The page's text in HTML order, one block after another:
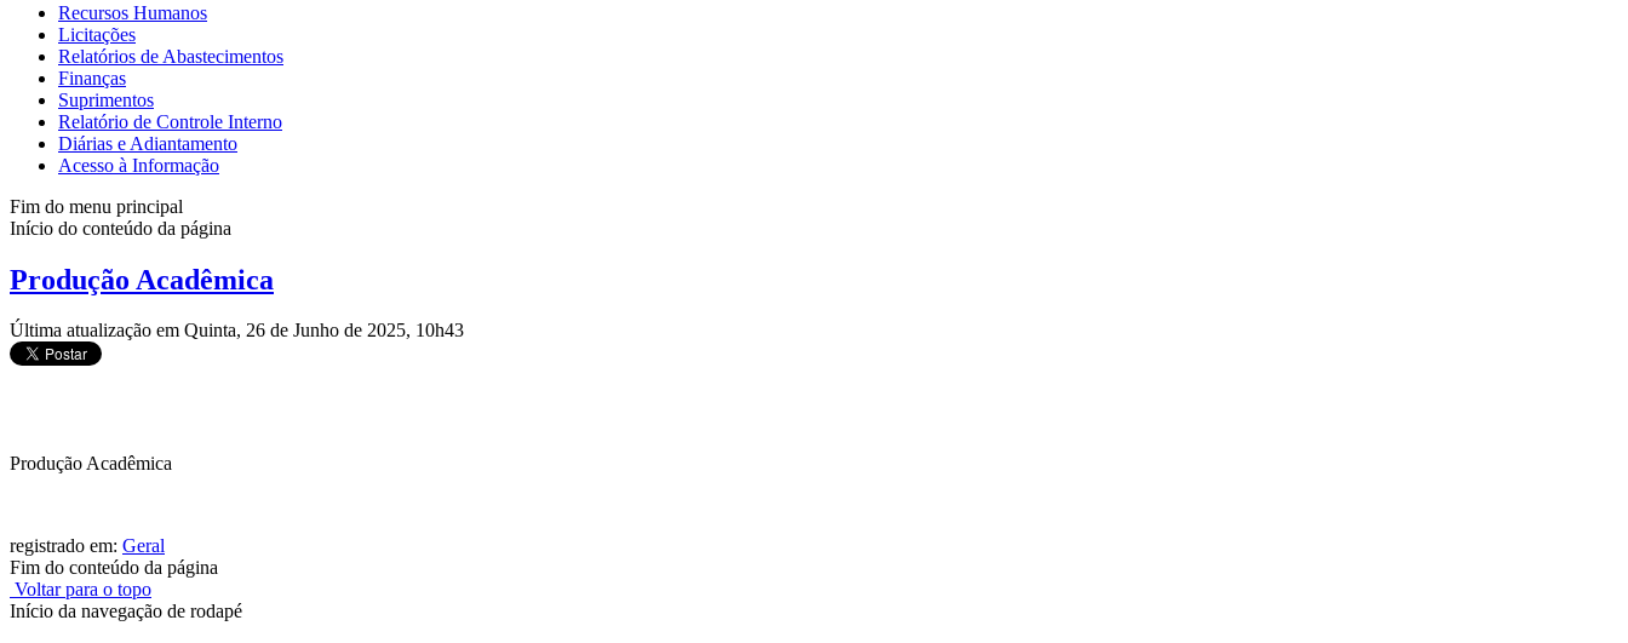
Recursos Humanos
Licitações
Relatórios de Abastecimentos
Finanças
Suprimentos
Relatório de Controle Interno
Diárias e Adiantamento
Acesso à Informação
Fim do menu principal
Início do conteúdo da página
Produção Acadêmica
Última atualização em Quinta, 26 de Junho de 2025, 10h43
Produção Acadêmica
registrado em: Geral
Fim do conteúdo da página
Voltar para o topo
Início da navegação de rodapé